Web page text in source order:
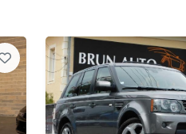
couleur
places arrières